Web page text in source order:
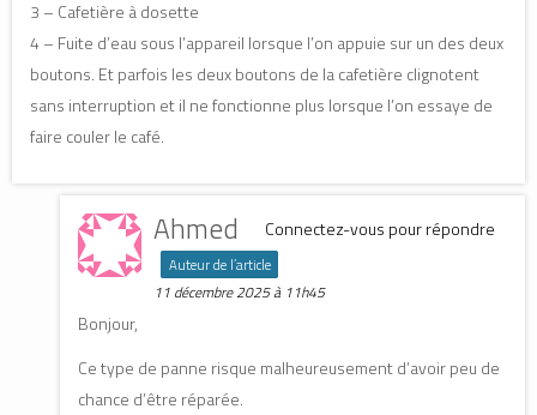
r
e
r
e
e
)
3 – Cafetière à dosette
4 – Fuite d’eau sous l’appareil lorsque l’on appuie sur un des deux
boutons. Et parfois les deux boutons de la cafetière clignotent
sans interruption et il ne fonctionne plus lorsque l’on essaye de
faire couler le café.
Connectez-vous pour répondre
Ahmed
Auteur de l’article
11 décembre 2025 à 11h45
Bonjour,
Ce type de panne risque malheureusement d’avoir peu de
chance d’être réparée.